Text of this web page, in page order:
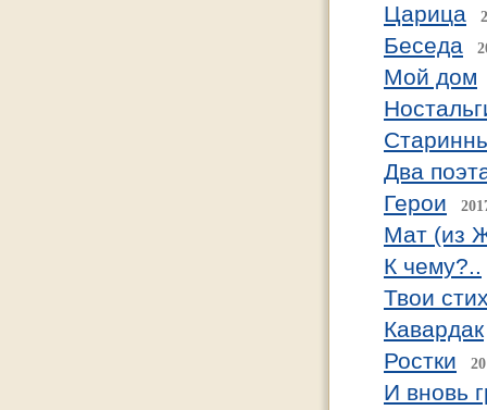
Царица
Беседа
Мой дом
Два
Герои
Мат (из
К чему?..
Твои
Кавардак
Ростки
И вновь